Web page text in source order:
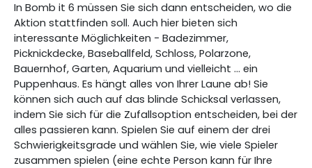
In Bomb it 6 müssen Sie sich dann entscheiden, wo die
Aktion stattfinden soll. Auch hier bieten sich
interessante Möglichkeiten - Badezimmer,
Picknickdecke, Baseballfeld, Schloss, Polarzone,
Bauernhof, Garten, Aquarium und vielleicht ... ein
Puppenhaus. Es hängt alles von Ihrer Laune ab! Sie
können sich auch auf das blinde Schicksal verlassen,
indem Sie sich für die Zufallsoption entscheiden, bei der
alles passieren kann. Spielen Sie auf einem der drei
Schwierigkeitsgrade und wählen Sie, wie viele Spieler
zusammen spielen (eine echte Person kann für Ihre